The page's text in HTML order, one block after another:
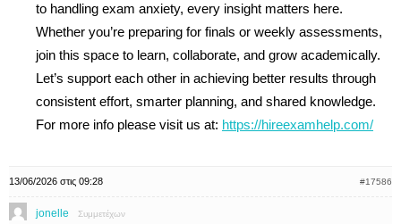
to handling exam anxiety, every insight matters here.
Whether you’re preparing for finals or weekly assessments,
join this space to learn, collaborate, and grow academically.
Let’s support each other in achieving better results through
consistent effort, smarter planning, and shared knowledge.
For more info please visit us at: https://hireexamhelp.com/
13/06/2026 στις 09:28 #17586
jonelle Συμμετέχων